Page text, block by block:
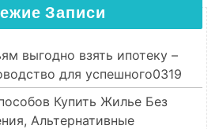
Записи
выгодно взять ипотеку –
для успешного0319
Купить Жилье Без
Альтернативные